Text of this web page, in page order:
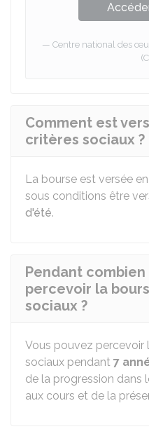
Centre national des
Comment est
critères sociaux ?
La bourse est versée en
sous conditions être
d'été.
Pendant
percevoir la
sociaux ?
Vous pouvez percevoir
sociaux pendant 7
de la progression dans
aux cours et de la